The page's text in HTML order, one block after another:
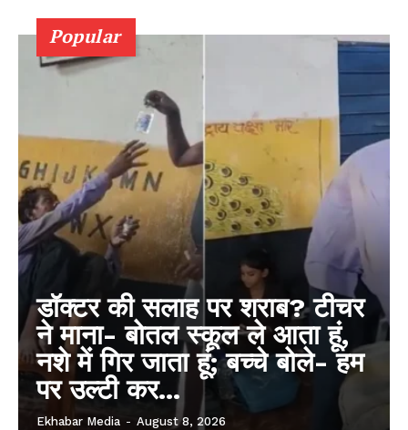
Popular
डॉक्टर की सलाह पर शराब? टीचर
ने माना- बोतल स्कूल ले आता हूं,
नशे में गिर जाता हूं; बच्चे बोले- हम
पर उल्टी कर...
Ekhabar Media - August 8, 2026